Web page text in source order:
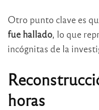
Otro punto clave es
fue hallado, lo que
incógnitas de la
horas